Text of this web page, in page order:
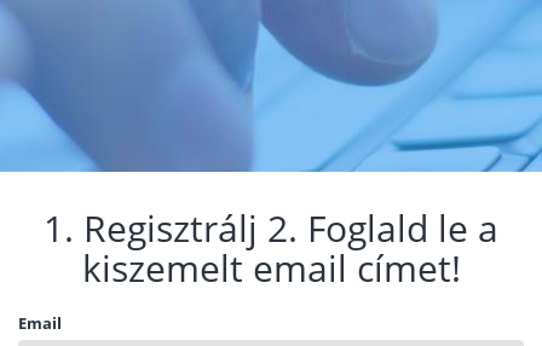
1. Regisztrálj 2. Foglald le a
kiszemelt email címet!
Email